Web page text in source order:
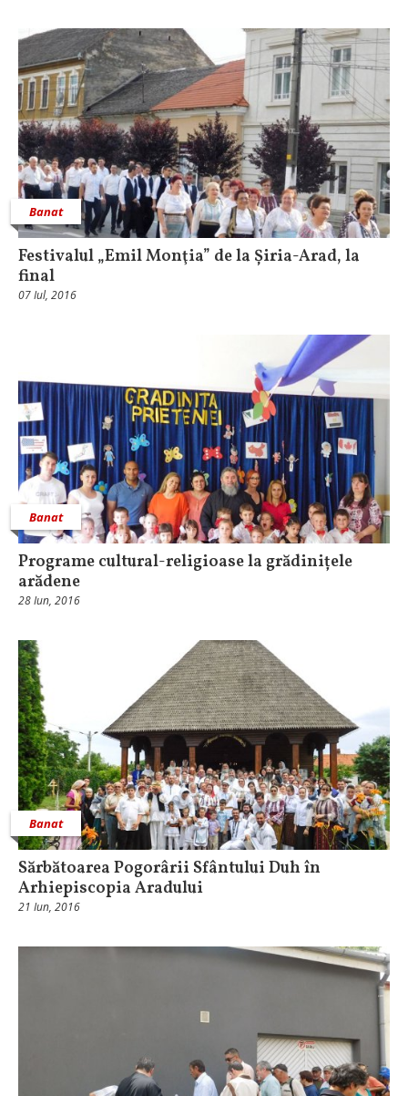
Banat
Festivalul „Emil Monţia” de la Șiria-Arad, la
final
07 Iul, 2016
Banat
Programe cultural-religioase la grădinițele
arădene
28 Iun, 2016
Banat
Sărbătoarea Pogorârii Sfântului Duh în
Arhiepiscopia Aradului
21 Iun, 2016